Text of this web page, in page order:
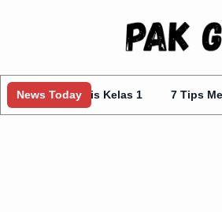
News Today
Kelas 1 7 Tips Menarik untuk